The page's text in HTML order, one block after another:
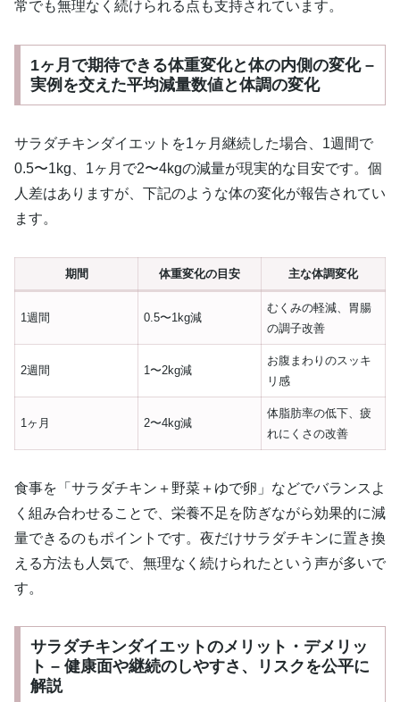
常でも無理なく続けられる点も支持されています。
1ヶ月で期待できる体重変化と体の内側の変化 –
実例を交えた平均減量数値と体調の変化
サラダチキンダイエットを1ヶ月継続した場合、1週間で
0.5〜1kg、1ヶ月で2〜4kgの減量が現実的な目安です。個
人差はありますが、下記のような体の変化が報告されてい
ます。
期間 体重変化の目安 主な体調変化
1週間 0.5〜1kg減
むくみの軽減、胃腸
の調子改善
2週間 1〜2kg減
お腹まわりのスッキ
リ感
1ヶ月 2〜4kg減
体脂肪率の低下、疲
れにくさの改善
食事を「サラダチキン＋野菜＋ゆで卵」などでバランスよ
く組み合わせることで、栄養不足を防ぎながら効果的に減
量できるのもポイントです。夜だけサラダチキンに置き換
える方法も人気で、無理なく続けられたという声が多いで
す。
サラダチキンダイエットのメリット・デメリッ
ト – 健康面や継続のしやすさ、リスクを公平に
解説